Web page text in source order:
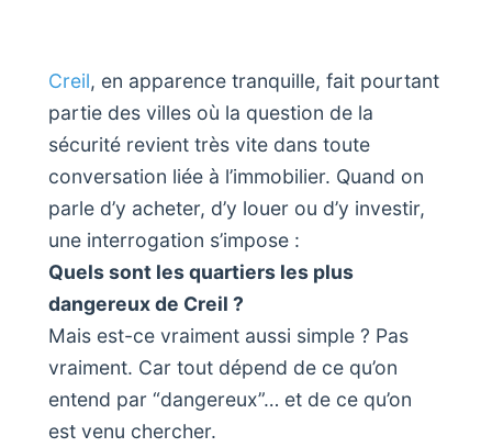
Creil, en apparence tranquille, fait pourtant
partie des villes où la question de la
sécurité revient très vite dans toute
conversation liée à l’immobilier. Quand on
parle d’y acheter, d’y louer ou d’y investir,
une interrogation s’impose :
Quels sont les quartiers les plus
dangereux de Creil ?
Mais est-ce vraiment aussi simple ? Pas
vraiment. Car tout dépend de ce qu’on
entend par “dangereux”… et de ce qu’on
est venu chercher.